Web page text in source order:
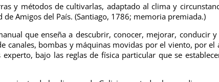
y métodos de cultivarlas, adaptado al clima y
de Amigos del País. (Santiago, 1786; memoria premiada.)
que enseña a descubrir, conocer, mejorar, conducir y
canales, bombas y máquinas movidas por el viento, por el
bajo las reglas de física particular que se